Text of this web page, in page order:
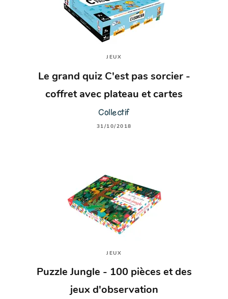
JEUX
Le grand quiz C'est pas sorcier -
coffret avec plateau et cartes
Collectif
31/10/2018
JEUX
Puzzle Jungle - 100 pièces et des
jeux d'observation